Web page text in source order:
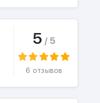
5 / 5
6 отзывов